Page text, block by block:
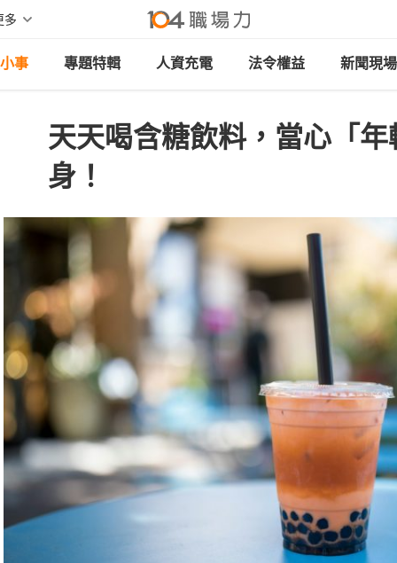
多
事 專題特輯 人資充電 法令權益 新聞現場
天天喝含糖飲料，當心「
身！